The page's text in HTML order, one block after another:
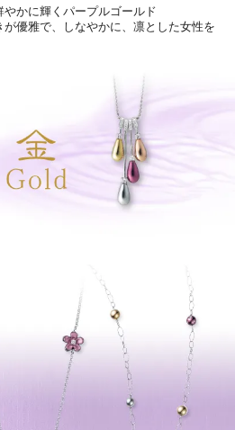
かに輝くパープルゴールド
優雅で、しなやかに、凛とした女性を